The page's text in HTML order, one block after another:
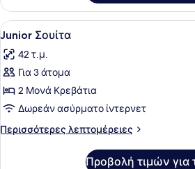
Δίκλινο
Δωμάτιο
(Double)
Προβολή
όλων
των
φωτογραφιών
για
Junior
Σουίτα
Ένα
5
Junior Σουίτα
42 τ.μ.
Για 3 άτομα
2 Μονά Κρεβάτια
Δωρεάν ασύρματο ίντερνετ
Περισσότερες λεπτομέρειες
Περισσότερες
Προβολή τιμών για